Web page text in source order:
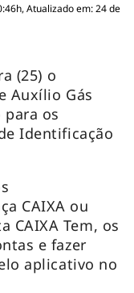
Atualizado em: 24 de
(25) o
Auxílio Gás
os
Identificação
CAIXA ou
CAIXA Tem, os
e fazer
aplicativo no